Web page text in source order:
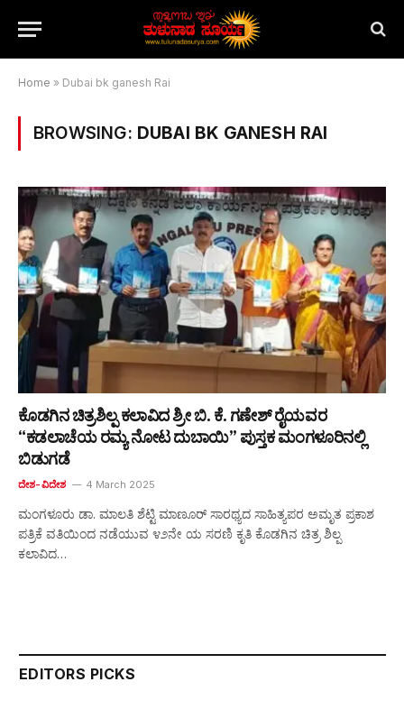
Home » Dubai bk ganesh Rai
BROWSING: DUBAI BK GANESH RAI
ಕೊಡಗಿನ ಚಿತ್ರಶಿಲ್ಪ ಕಲಾವಿದ ಶ್ರೀ ಬಿ. ಕೆ. ಗಣೇಶ್ ರೈಯವರ
“ಕಡಲಾಚೆಯ ರಮ್ಯ ನೋಟ ದುಬಾಯಿ” ಪುಸ್ತಕ ಮಂಗಳೂರಿನಲ್ಲಿ
ಬಿಡುಗಡೆ
ದೇಶ-ವಿದೇಶ 4 March 2025
ಮಂಗಳೂರು ಡಾ. ಮಾಲತಿ ಶೆಟ್ಟಿ ಮಾಣೂರ್ ಸಾರಥ್ಯದ ಸಾಹಿತ್ಯಪರ ಅಮೃತ ಪ್ರಕಾಶ
ಪತ್ರಿಕೆ ವತಿಯಿಂದ ನಡೆಯುವ ೪೨ನೇ ಯ ಸರಣಿ ಕೃತಿ ಕೊಡಗಿನ ಚಿತ್ರ ಶಿಲ್ಪ
ಕಲಾವಿದ…
EDITORS PICKS